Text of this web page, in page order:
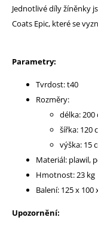
Jednotlivé díly žíněnky
Coats Epic, které se
Parametry:
Tvrdost: t40
Rozměry:
délka: 200
šířka: 120
výška: 15
Materiál: plawil,
Hmotnost: 23 kg
Balení: 125 x 100
Upozornění: